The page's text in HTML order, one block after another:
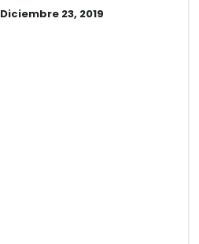
Diciembre 23, 2019